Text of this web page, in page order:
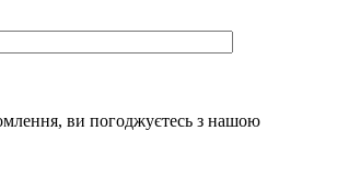
ви погоджуєтесь з нашою